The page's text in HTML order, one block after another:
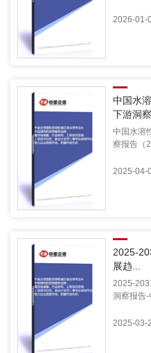
2026-01-
中国水
下游洞察
中国水溶
察报告（
2025-04-
2025-
展趋...
2025-
洞察报告
2025-03-